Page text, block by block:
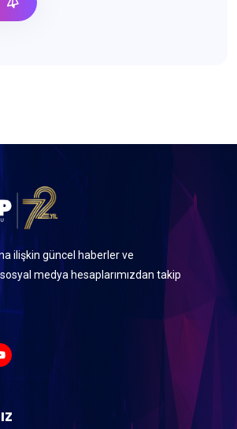
ilişkin güncel haberler ve
medya hesaplarımızdan takip